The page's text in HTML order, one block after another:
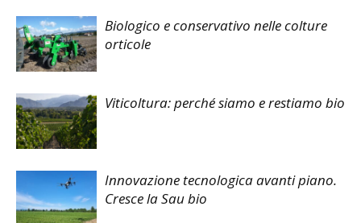
Biologico e conservativo nelle colture
orticole
Viticoltura: perché siamo e restiamo bio
Innovazione tecnologica avanti piano.
Cresce la Sau bio